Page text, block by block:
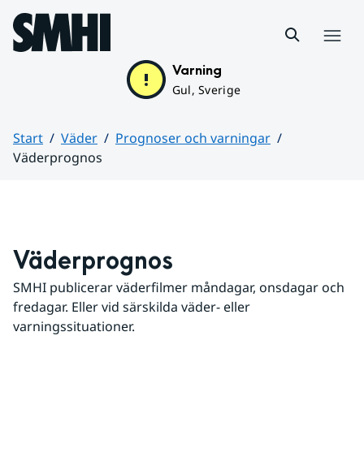
Hoppa till sidans innehåll
Varning
Gul, Sverige
Start Väder
Prognoser och varningar
Väderprognos
Väderprognos
SMHI publicerar väderfilmer måndagar, onsdagar och
fredagar. Eller vid särskilda väder- eller
varningssituationer.